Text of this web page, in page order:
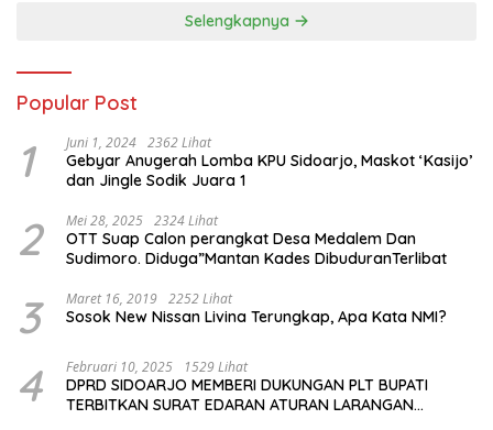
Selengkapnya
Popular Post
1 Juni 1, 2024 2362 Lihat
Gebyar Anugerah Lomba KPU Sidoarjo, Maskot ‘Kasijo’
dan Jingle Sodik Juara 1
2 Mei 28, 2025 2324 Lihat
OTT Suap Calon perangkat Desa Medalem Dan
Sudimoro. Diduga”Mantan Kades DibuduranTerlibat
3 Maret 16, 2019 2252 Lihat
Sosok New Nissan Livina Terungkap, Apa Kata NMI?
4 Februari 10, 2025 1529 Lihat
DPRD SIDOARJO MEMBERI DUKUNGAN PLT BUPATI
TERBITKAN SURAT EDARAN ATURAN LARANGAN